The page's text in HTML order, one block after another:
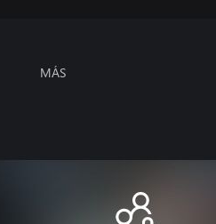
MÁS